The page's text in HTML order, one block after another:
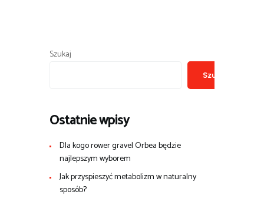
Szukaj
Szukaj
Ostatnie wpisy
Dla kogo rower gravel Orbea będzie
najlepszym wyborem
Jak przyspieszyć metabolizm w naturalny
sposób?